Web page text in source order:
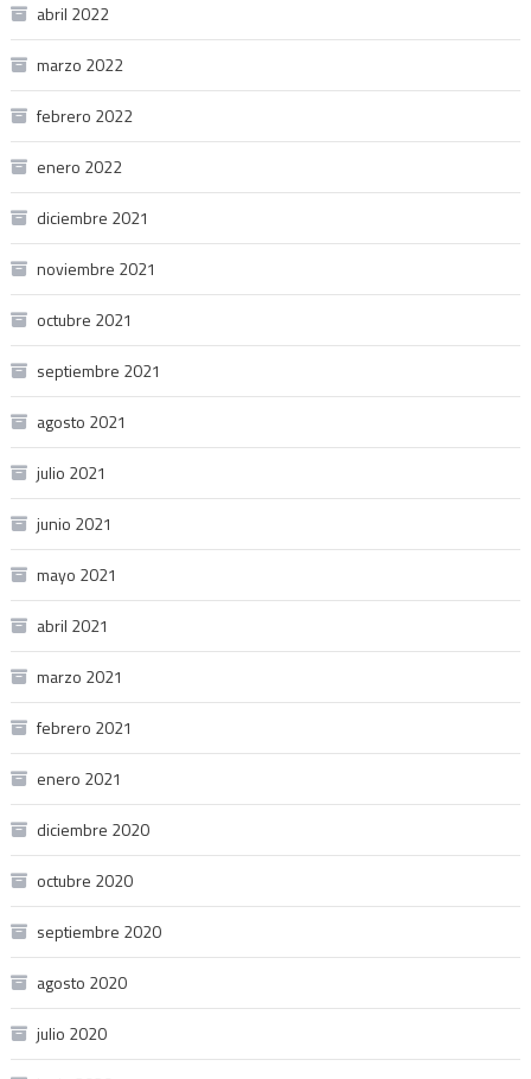
abril 2022
marzo 2022
febrero 2022
enero 2022
diciembre 2021
noviembre 2021
octubre 2021
septiembre 2021
agosto 2021
julio 2021
junio 2021
mayo 2021
abril 2021
marzo 2021
febrero 2021
enero 2021
diciembre 2020
octubre 2020
septiembre 2020
agosto 2020
julio 2020